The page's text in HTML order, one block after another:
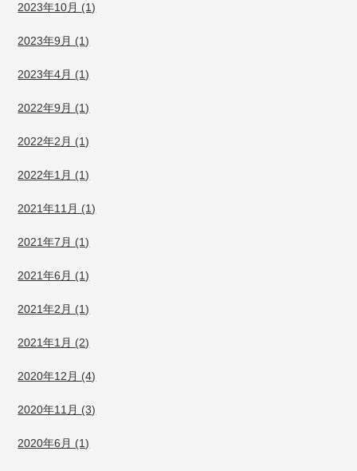
2023年10月 (1)
2023年9月 (1)
2023年4月 (1)
2022年9月 (1)
2022年2月 (1)
2022年1月 (1)
2021年11月 (1)
2021年7月 (1)
2021年6月 (1)
2021年2月 (1)
2021年1月 (2)
2020年12月 (4)
2020年11月 (3)
2020年6月 (1)